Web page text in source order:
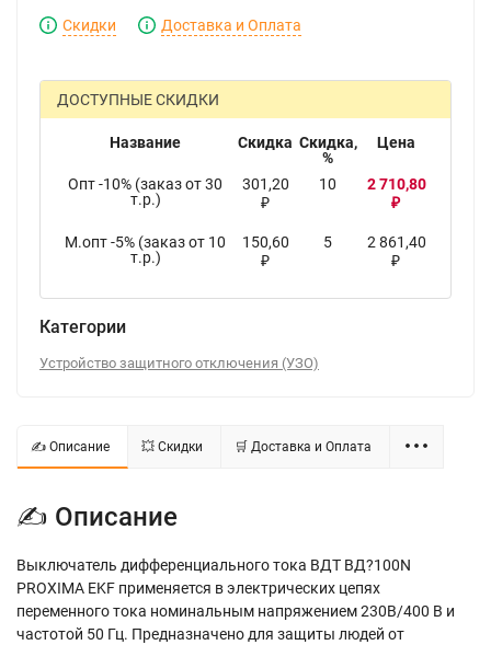
Скидки Доставка и Оплата
ДОСТУПНЫЕ СКИДКИ
Название Скидка Скидка,
%
Цена
Опт -10% (заказ от 30
т.р.)
301,20
₽
10 2 710,80
₽
М.опт -5% (заказ от 10
т.р.)
150,60
₽
5 2 861,40
₽
Категории
Устройство защитного отключения (УЗО)
✍ Описание 💥 Скидки 🛒 Доставка и Оплата
✍ Описание
Выключатель дифференциального тока ВДТ ВД?100N
PROXIMA EKF применяется в электрических цепях
переменного тока номинальным напряжением 230В/400 В и
частотой 50 Гц. Предназначено для защиты людей от